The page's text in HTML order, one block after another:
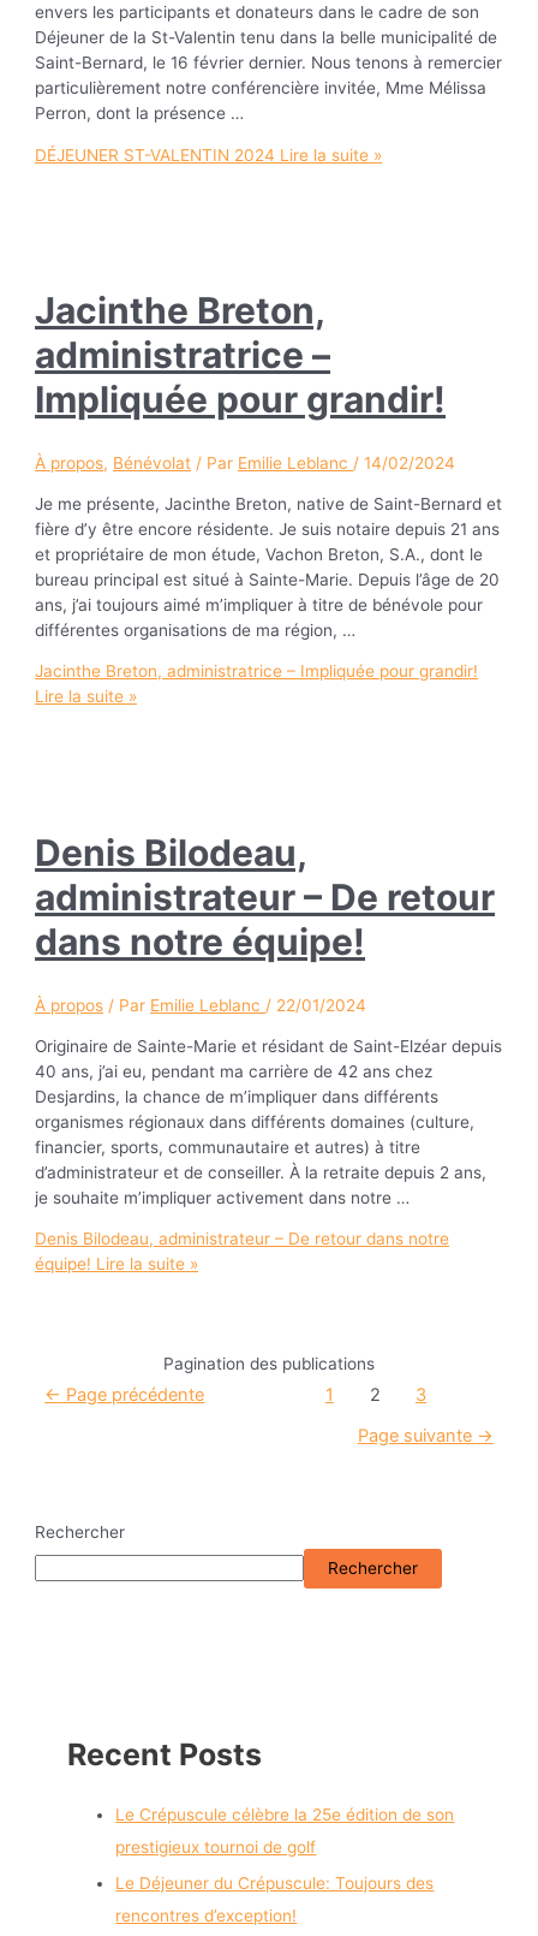
envers les participants et donateurs dans le cadre de son
Déjeuner de la St-Valentin tenu dans la belle municipalité de
Saint-Bernard, le 16 février dernier. Nous tenons à remercier
particulièrement notre conférencière invitée, Mme Mélissa
Perron, dont la présence …
DÉJEUNER ST-VALENTIN 2024 Lire la suite »
Jacinthe Breton,
administratrice –
Impliquée pour grandir!
À propos, Bénévolat / Par Emilie Leblanc /14/02/2024
Je me présente, Jacinthe Breton, native de Saint-Bernard et
fière d’y être encore résidente. Je suis notaire depuis 21 ans
et propriétaire de mon étude, Vachon Breton, S.A., dont le
bureau principal est situé à Sainte-Marie. Depuis l’âge de 20
ans, j’ai toujours aimé m’impliquer à titre de bénévole pour
différentes organisations de ma région, …
Jacinthe Breton, administratrice – Impliquée pour grandir!
Lire la suite »
Denis Bilodeau,
administrateur – De retour
dans notre équipe!
À propos / Par Emilie Leblanc / 22/01/2024
Originaire de Sainte-Marie et résidant de Saint-Elzéar depuis
40 ans, j’ai eu, pendant ma carrière de 42 ans chez
Desjardins, la chance de m’impliquer dans différents
organismes régionaux dans différents domaines (culture,
financier, sports, communautaire et autres) à titre
d’administrateur et de conseiller. À la retraite depuis 2 ans,
je souhaite m’impliquer activement dans notre …
Denis Bilodeau, administrateur – De retour dans notre
équipe! Lire la suite »
Pagination des publications
← Page précédente 1 2
3
Page suivante →
Rechercher
Rechercher
Recent Posts
Le Crépuscule célèbre la 25e édition de son
prestigieux tournoi de golf
Le Déjeuner du Crépuscule: Toujours des
rencontres d’exception!